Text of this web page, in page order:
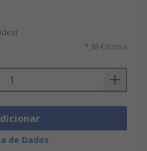
7,48 €/bolsa
de Dados